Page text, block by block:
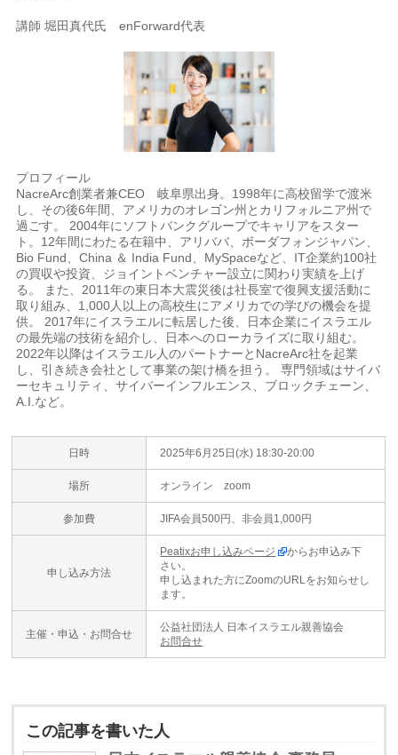
講師 堀田真代氏 enForward代表
プロフィール
NacreArc創業者兼CEO 岐阜県出身。1998年に高校留学で渡米
し、その後6年間、アメリカのオレゴン州とカリフォルニア州で
過ごす。 2004年にソフトバンクグループでキャリアをスター
ト。12年間にわたる在籍中、アリババ、ボーダフォンジャパン、
Bio Fund、China ＆ India Fund、MySpaceなど、IT企業約100社
の買収や投資、ジョイントベンチャー設立に関わり実績を上げ
る。 また、2011年の東日本大震災後は社長室で復興支援活動に
取り組み、1,000人以上の高校生にアメリカでの学びの機会を提
供。 2017年にイスラエルに転居した後、日本企業にイスラエル
の最先端の技術を紹介し、日本へのローカライズに取り組む。
2022年以降はイスラエル人のパートナーとNacreArc社を起業
し、引き続き会社として事業の架け橋を担う。 専門領域はサイバ
ーセキュリティ、サイバーインフルエンス、ブロックチェーン、
A.I.など。
日時 2025年6月25日(水) 18:30-20:00
場所 オンライン zoom
参加費 JIFA会員500円、非会員1,000円
申し込み方法
Peatixお申し込みページ
からお申込み下
さい。
申し込まれた方にZoomのURLをお知らせし
ます。
主催・申込・お問合せ
公益社団法人 日本イスラエル親善協会
お問合せ
この記事を書いた人